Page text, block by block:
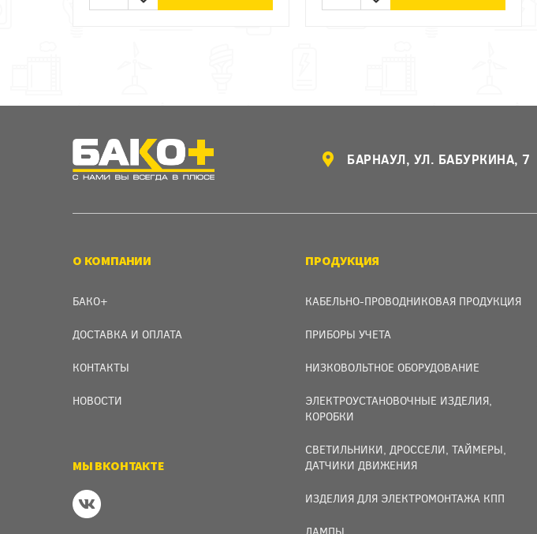
БАРНАУЛ, УЛ. БАБУРКИНА, 7
О КОМПАНИИ
БАКО+
ДОСТАВКА И ОПЛАТА
КОНТАКТЫ
НОВОСТИ
МЫ ВКОНТАКТЕ
ПРОДУКЦИЯ
КАБЕЛЬНО-ПРОВОДНИКОВАЯ ПРОДУКЦИЯ
ПРИБОРЫ УЧЕТА
НИЗКОВОЛЬТНОЕ ОБОРУДОВАНИЕ
ЭЛЕКТРОУСТАНОВОЧНЫЕ ИЗДЕЛИЯ,
КОРОБКИ
СВЕТИЛЬНИКИ, ДРОССЕЛИ, ТАЙМЕРЫ,
ДАТЧИКИ ДВИЖЕНИЯ
ИЗДЕЛИЯ ДЛЯ ЭЛЕКТРОМОНТАЖА КПП